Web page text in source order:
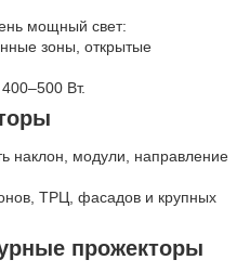
мощный свет:
зоны, открытые
Вт.
наклон, модули, направление
ТРЦ, фасадов и крупных
прожекторы